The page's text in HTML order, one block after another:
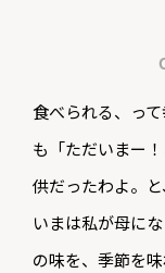
食べられる、っ
も「ただいまー
供だったわよ。
いまは私が母に
の味を、季節を